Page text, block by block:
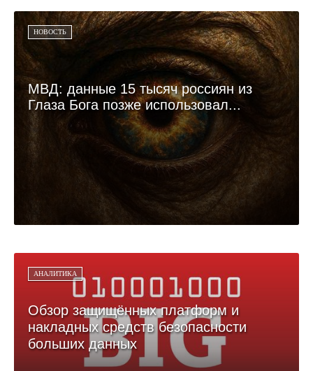
НОВОСТЬ
МВД: данные 15 тысяч россиян из
Глаза Бога позже использовал...
АНАЛИТИКА
Обзор защищённых платформ и
накладных средств безопасности
больших данных